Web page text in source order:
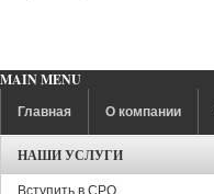
MAIN MENU
Главная О компании
НАШИ УСЛУГИ
Вступить в СРО